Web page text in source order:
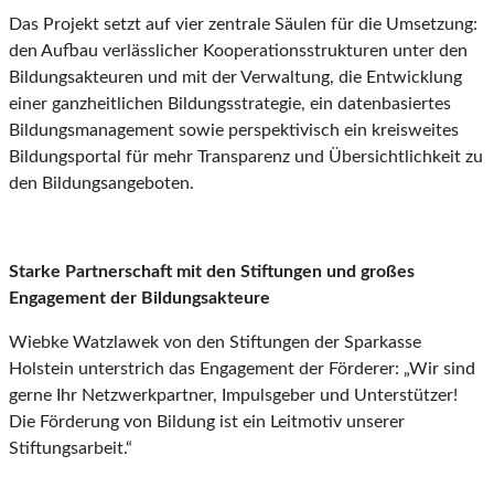
Das Projekt setzt auf vier zentrale Säulen für die Umsetzung:
den Aufbau verlässlicher Kooperationsstrukturen unter den
Bildungsakteuren und mit der Verwaltung, die Entwicklung
einer ganzheitlichen Bildungsstrategie, ein datenbasiertes
Bildungsmanagement sowie perspektivisch ein kreisweites
Bildungsportal für mehr Transparenz und Übersichtlichkeit zu
den Bildungsangeboten.
Starke Partnerschaft mit den Stiftungen und großes
Engagement der Bildungsakteure
Wiebke Watzlawek von den Stiftungen der Sparkasse
Holstein unterstrich das Engagement der Förderer: „Wir sind
gerne Ihr Netzwerkpartner, Impulsgeber und Unterstützer!
Die Förderung von Bildung ist ein Leitmotiv unserer
Stiftungsarbeit.“